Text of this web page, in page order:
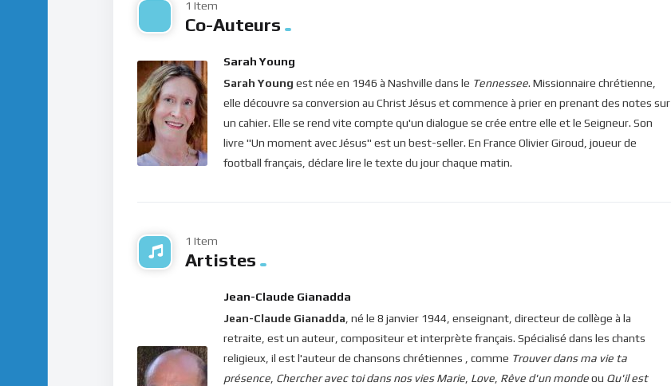
Bonne méditation.
Pour vous inscrire directement aux publications, veuillez cliquer ici : [newsletter_button id=2
label=”S’abonner” design=”twitter”]
Si vous voulez vous inscrire sur le site (afin d’être en mesure de poster des commentaires) et pour les
publications, veuillez cliquer ici :Inscription
1 Item
Co-Auteurs
Sarah Young
Sarah Young est née en 1946 à Nashville dans le Tennessee. Missionnaire chrétienne,
elle découvre sa conversion au Christ Jésus et commence à prier en prenant des notes sur
un cahier. Elle se rend vite compte qu'un dialogue se crée entre elle et le Seigneur. Son
livre "Un moment avec Jésus" est un best-seller. En France Olivier Giroud, joueur de
football français, déclare lire le texte du jour chaque matin.
1 Item
Artistes
Jean-Claude Gianadda
Jean-Claude Gianadda , né le 8 janvier 1944, enseignant, directeur de collège à la
retraite, est un auteur, compositeur et interprète français. Spécialisé dans les chants
religieux, il est l'auteur de chansons chrétiennes , comme Trouver dans ma vie ta
présence Chercher avec toi dans nos vies Marie Love Rêve d'un mondeou Qu'il est